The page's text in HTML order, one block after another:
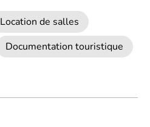
Location de salles
Documentation touristique